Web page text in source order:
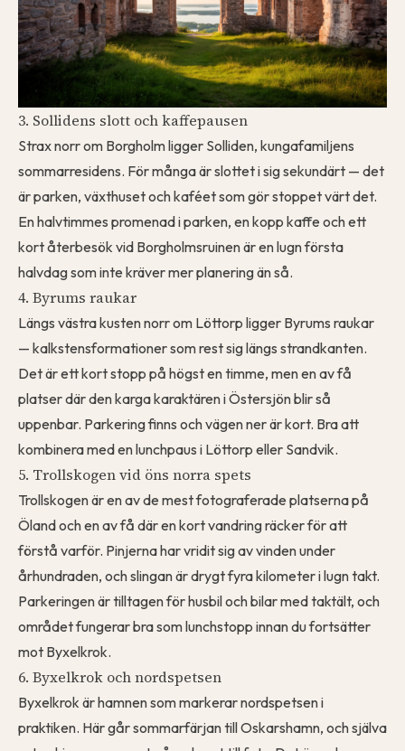
3. Sollidens slott och kaffepausen
Strax norr om Borgholm ligger Solliden, kungafamiljens
sommarresidens. För många är slottet i sig sekundärt — det
är parken, växthuset och kaféet som gör stoppet värt det.
En halvtimmes promenad i parken, en kopp kaffe och ett
kort återbesök vid Borgholmsruinen är en lugn första
halvdag som inte kräver mer planering än så.
4. Byrums raukar
Längs västra kusten norr om Löttorp ligger Byrums raukar
— kalkstensformationer som rest sig längs strandkanten.
Det är ett kort stopp på högst en timme, men en av få
platser där den karga karaktären i Östersjön blir så
uppenbar. Parkering finns och vägen ner är kort. Bra att
kombinera med en lunchpaus i Löttorp eller Sandvik.
5. Trollskogen vid öns norra spets
Trollskogen är en av de mest fotograferade platserna på
Öland och en av få där en kort vandring räcker för att
förstå varför. Pinjerna har vridit sig av vinden under
århundraden, och slingan är drygt fyra kilometer i lugn takt.
Parkeringen är tilltagen för husbil och bilar med taktält, och
området fungerar bra som lunchstopp innan du fortsätter
mot Byxelkrok.
6. Byxelkrok och nordspetsen
Byxelkrok är hamnen som markerar nordspetsen i
praktiken. Här går sommarfärjan till Oskarshamn, och själva